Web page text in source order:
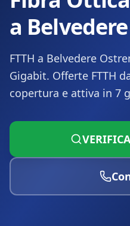
a
FTTH a Belvedere
Gigabit. Offerte FTTH
copertura e attiva in 7